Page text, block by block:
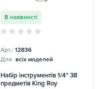
В наявності
Арт.: 12836
Для всіх моделей
Набір інструментів 1/4" 38
предметів King Roy